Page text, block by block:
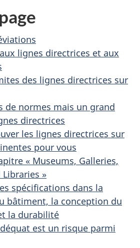
lignes directrices et aux
des lignes directrices sur
de normes mais un grand
directrices
les lignes directrices sur
pour vous
« Museums, Galleries,
Libraries »
spécifications dans la
bâtiment, la conception du
la durabilité
est un risque parmi